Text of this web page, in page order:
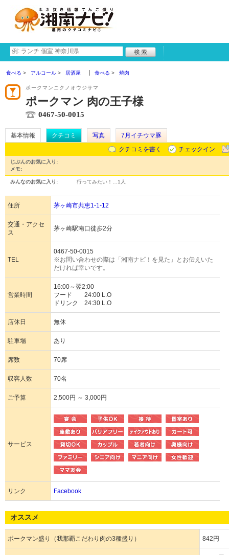
食べる アルコール 居酒屋 食べる 焼肉
ポークマンニクノオウジサマ
ポークマン 肉の王子様
0467-50-0015
基本情報 クチコミ 写真
7月イチウマ豚
クチコミを書く
チェックイン
じぶんのお気に入り:
メモ:
みんなのお気に入り: 行ってみたい！… 1人
住所 茅ヶ崎市共恵1-1-12
交通・アクセ
ス
茅ヶ崎駅南口徒歩2分
TEL
0467-50-0015
※お問い合わせの際は「湘南ナビ！を見た」とお伝えいた
だければ幸いです。
営業時間
16:00～翌2:00
フード 24:00 L.O
ドリンク 24:30 L.O
店休日 無休
駐車場 あり
席数 70席
収容人数 70名
ご予算 2,500円 ～ 3,000円
サービス
リンク Facebook
オススメ
ポークマン盛り（我那覇こだわり肉の3種盛り） 842円